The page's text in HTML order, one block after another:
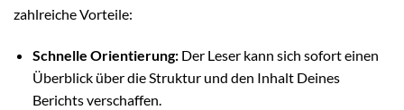
zahlreiche Vorteile:
Schnelle Orientierung:Der Leser kann sich sofort einen
Überblick über die Struktur und den Inhalt Deines
Berichts verschaffen.